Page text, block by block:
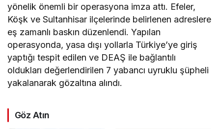
yönelik önemli bir operasyona imza attı. Efeler,
Köşk ve Sultanhisar ilçelerinde belirlenen adreslere
eş zamanlı baskın düzenlendi. Yapılan
operasyonda, yasa dışı yollarla Türkiye’ye giriş
yaptığı tespit edilen ve DEAŞ ile bağlantılı
oldukları değerlendirilen 7 yabancı uyruklu şüpheli
yakalanarak gözaltına alındı.
Göz Atın